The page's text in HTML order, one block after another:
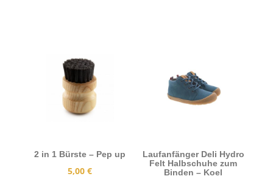
2 in 1 Bürste – Pep up
5,00 €
Laufanfänger Deli Hydro
Felt Halbschuhe zum
Binden – Koel